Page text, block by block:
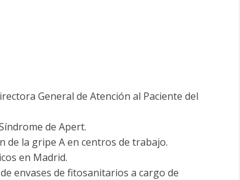
General de Atención al Paciente del
de Apert.
de la gripe A en centros de trabajo.
en Madrid.
envases de fitosanitarios a cargo de